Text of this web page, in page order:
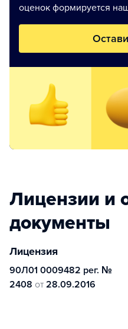
оценок формируется
Лицензии и
документы
Лицензия
90Л01 0009482 рег. №
2408 от 28.09.2016